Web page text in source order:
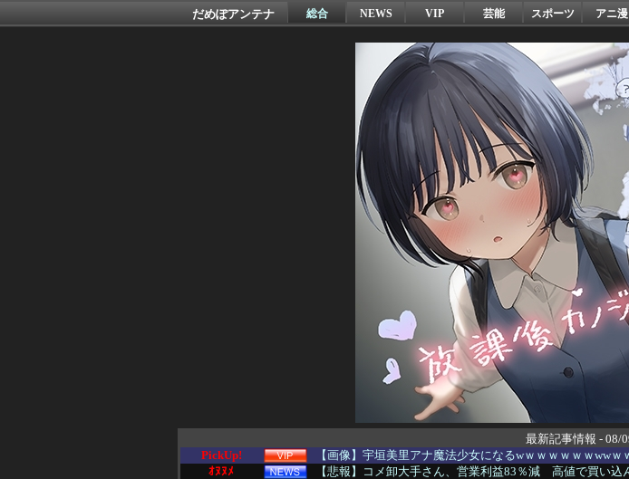
だめぽアンテナ 総合 NEWS VIP 芸能 スポーツ アニ漫
最新記事情報 - 08/
PickUp!
【画像】宇垣美里アナ魔法少女になるwｗｗｗｗｗｗwwｗ
ｵﾇﾇﾒ
【悲報】コメ卸大手さん、営業利益83％減 高値で買い込